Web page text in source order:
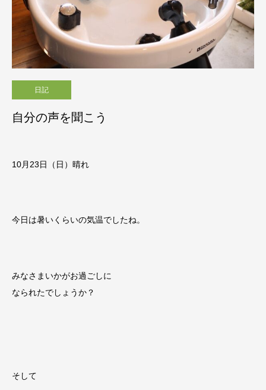
日記
自分の声を聞こう
10月23日（日）晴れ
今日は暑いくらいの気温でしたね。
みなさまいかがお過ごしに
なられたでしょうか？
そして